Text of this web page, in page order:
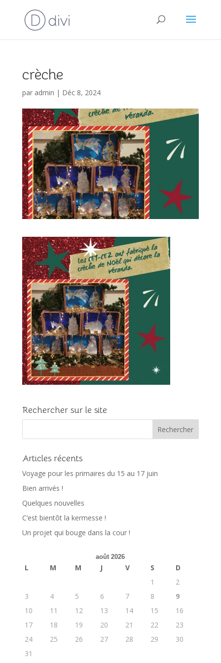
crèche
par admin | Déc 8, 2024
Rechercher sur le site
Articles récents
Voyage pour les primaires du 15 au 17 juin
Bien arrivés !
Quelques nouvelles
C’est bientôt la kermesse !
Un projet qui bouge dans la cour !
août 2026
L M M J V S
D
1
2
3
4 5 6 7 8
9
10
11 12 13 14 15
16
17
18 19 20 21 22
23
24
25 26 27 28 29
30
31